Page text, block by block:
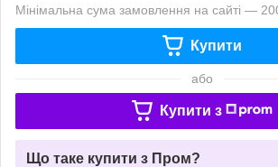
Мінімальна сума замовлення на сайті —
Купити
або
Купити з
Що таке купити з Пром?